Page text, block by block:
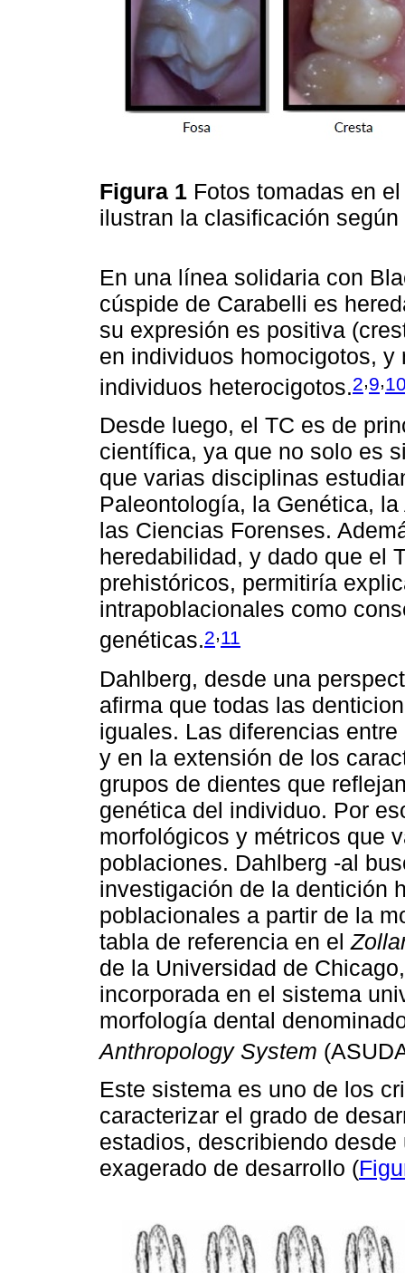
Figura 1 Fotos tomadas en
ilustran la clasificación
En una línea solidaria con
cúspide de Carabelli es
su expresión es positiva
en individuos homocigotos,
individuos heterocigotos.2,9,
Desde luego, el TC es de
científica, ya que no solo es
que varias disciplinas
Paleontología, la Genética,
las Ciencias Forenses.
heredabilidad, y dado que el
prehistóricos, permitiría
intrapoblacionales como
genéticas.2,11
Dahlberg, desde una
afirma que todas las
iguales. Las diferencias
y en la extensión de los
grupos de dientes que
genética del individuo. Por
morfológicos y métricos que
poblaciones. Dahlberg -al
investigación de la dentición
poblacionales a partir de la
tabla de referencia en el
de la Universidad de
incorporada en el sistema
morfología dental
Anthropology System
Este sistema es uno de los
caracterizar el grado de
estadios, describiendo
exagerado de desarrollo (